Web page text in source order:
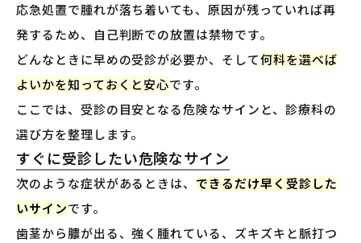
応急処置で腫れが落ち着いても、原因が残っていれば再
発するため、自己判断での放置は禁物です。
どんなときに早めの受診が必要か、そして何科を選べば
よいかを知っておくと安心です。
ここでは、受診の目安となる危険なサインと、診療科の
選び方を整理します。
すぐに受診したい危険なサイン
次のような症状があるときは、 できるだけ早く受診した
いサインです。
歯茎から膿が出る、強く腫れている、ズキズキと脈打つ